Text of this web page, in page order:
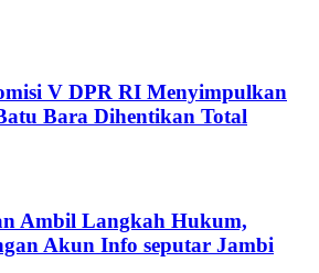
V DPR RI Menyimpulkan
Bara Dihentikan Total
Ambil Langkah Hukum,
Akun Info seputar Jambi